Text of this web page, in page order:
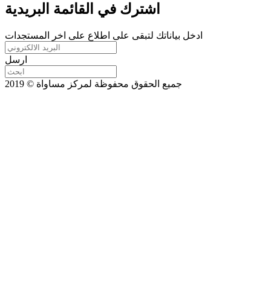
اشترك في القائمة البريدية
ادخل بياناتك لتبقى على اطلاع على اخر المستجدات
ارسل
جميع الحقوق محفوظة لمركز مساواة © 2019